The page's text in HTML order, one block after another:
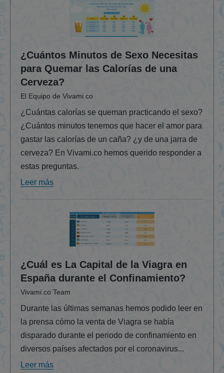
¿Cuántos Minutos de Sexo Necesitas
para Quemar las Calorías de una
Cerveza?
El Equipo de Vivami.co
¿Cuántas calorías se queman practicando el sexo?
¿Cuántos minutos tenemos que hacer el amor para
gastar las calorías de un caña? ¿y de una jarra de
cerveza? En Vivami.co hemos querido responder a
estas preguntas.
Leer más
¿Cuál es La Capital de la Viagra en
España durante el Confinamiento?
Vivami.co Team
Durante las últimas semanas hemos podido leer en
la prensa cómo la venta de Viagra se había
disparado durante el periodo de confinamiento en
diversos países afectados por el coronavirus...
Leer más